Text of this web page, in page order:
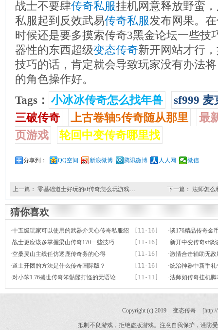
战士不要肆传奇私服挂机网意释放野蛮
私服起到反效武易传奇私服发布网果。
时候还是要多摸索传奇3黑金论坛一些技
器性的东西超级变态传奇新开网站才行
技巧的话，肯定就会导致玩家没有办法
的角色操作好。
Tags： 小冰冰传奇怎么找年兽
sf999 麦
三破传奇
上古卷轴5传奇随从那里
最
页游戏
轮回中变传奇哪里找
分享到： QQ空间 新浪微博 腾讯微博 人人网 微信
上一篇： 零基础道士好玩的sf传奇怎么玩游戏… 下一篇： 法师怎么
猜你喜欢
[11-16]
·十五级玩家可以使用的武器介天心传奇私服绍 ·谈176精品传奇金
[11-16]
·战士更应该多掌握梁山传奇170一些技巧 ·新开中变传奇sf谈
[11-16]
·空桑灵山主线任仿逐鹿传奇务的心得 ·激情合击辅助无
[11-16]
·道士开团的方法是什么传奇国际版？ ·统治神器中新手
[11-11]
·对小笨1.76盛世传奇笨骷髅打怪的无语论 ·法师如传奇挂机
Copyright (c) 2019 变态传奇
抵制不良游戏，拒绝盗版游戏。注意自我保护，谨防